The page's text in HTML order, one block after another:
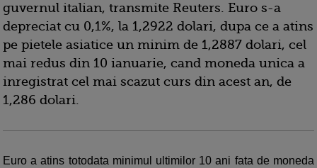
guvernul italian, transmite Reuters. Euro s-a
depreciat cu 0,1%, la 1,2922 dolari, dupa ce a atins
pe pietele asiatice un minim de 1,2887 dolari, cel
mai redus din 10 ianuarie, cand moneda unica a
inregistrat cel mai scazut curs din acest an, de
1,286 dolari.
Euro a atins totodata minimul ultimilor 10 ani fata de moneda